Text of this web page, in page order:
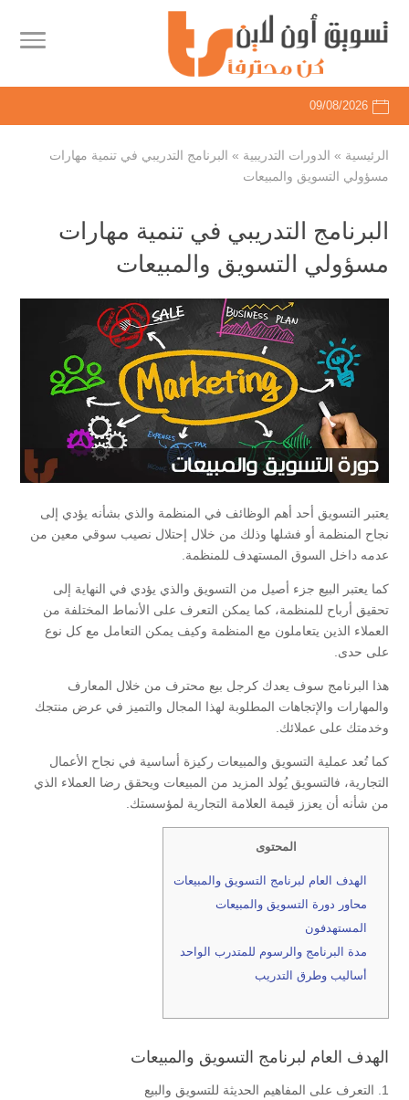
09/08/2026
الرئيسية » الدورات التدريبية » البرنامج التدريبي في تنمية مهارات
مسؤولي التسويق والمبيعات
البرنامج التدريبي في تنمية مهارات
مسؤولي التسويق والمبيعات
يعتبر التسويق أحد أهم الوظائف في المنظمة والذي بشأنه يؤدي إلى
نجاح المنظمة أو فشلها وذلك من خلال إحتلال نصيب سوقي معين من
عدمه داخل السوق المستهدف للمنظمة.
كما يعتبر البيع جزء أصيل من التسويق والذي يؤدي في النهاية إلى
تحقيق أرباح للمنظمة، كما يمكن التعرف على الأنماط المختلفة من
العملاء الذين يتعاملون مع المنظمة وكيف يمكن التعامل مع كل نوع
على حدى.
هذا البرنامج سوف يعدك كرجل بيع محترف من خلال المعارف
والمهارات والإتجاهات المطلوبة لهذا المجال والتميز في عرض منتجك
وخدمتك على عملائك.
كما تُعد عملية التسويق والمبيعات ركيزة أساسية في نجاح الأعمال
التجارية، فالتسويق يُولد المزيد من المبيعات ويحقق رضا العملاء الذي
من شأنه أن يعزز قيمة العلامة التجارية لمؤسستك.
المحتوى
الهدف العام لبرنامج التسويق والمبيعات
محاور دورة التسويق والمبيعات
المستهدفون
مدة البرنامج والرسوم للمتدرب الواحد
أساليب وطرق التدريب
الهدف العام لبرنامج التسويق والمبيعات
التعرف على المفاهيم الحديثة للتسويق والبيع